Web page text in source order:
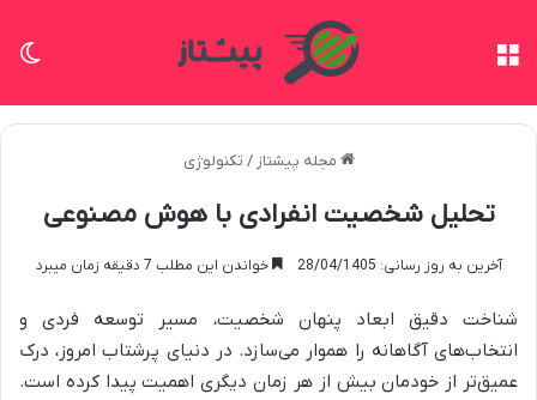
مجله پیشتاز / تکنولوژی
تحلیل شخصیت انفرادی با هوش مصنوعی
آخرین به روز رسانی: 28/04/1405 خواندن این مطلب 7 دقیقه زمان میبرد
شناخت دقیق ابعاد پنهان شخصیت، مسیر توسعه فردی و
انتخاب‌های آگاهانه را هموار می‌سازد. در دنیای پرشتاب امروز، درک
عمیق‌تر از خودمان بیش از هر زمان دیگری اهمیت پیدا کرده است.